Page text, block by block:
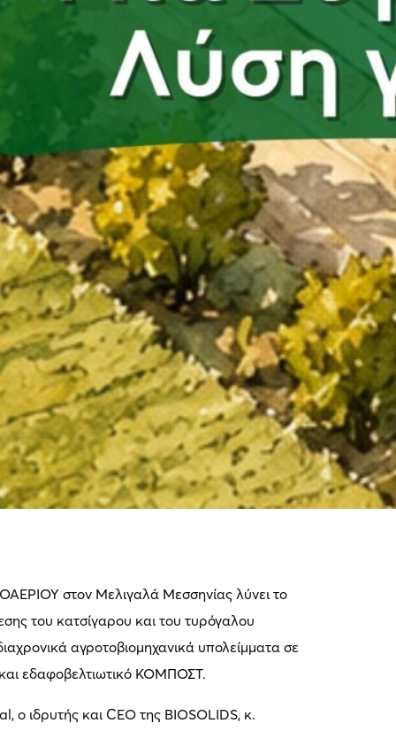
στον Μελιγαλά Μεσσηνίας λύνει το
του κατσίγαρου και του τυρόγαλου
αγροτοβιομηχανικά υπολείμματα σε
εδαφοβελτιωτικό ΚΟΜΠΟΣΤ.
ο ιδρυτής και CEO της BIOSOLIDS, κ.